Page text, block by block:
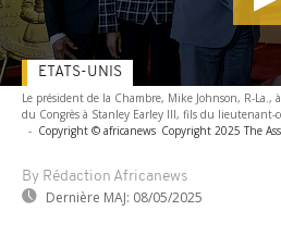
Le président de la Chambre, Mike Johnson, R-La.,
du Congrès à Stanley Earley III, fils du lieutenant-
- Copyright © africanews Copyright 2025 The
By Rédaction Africanews
Dernière MAJ: 08/05/2025
ETATS-UNIS